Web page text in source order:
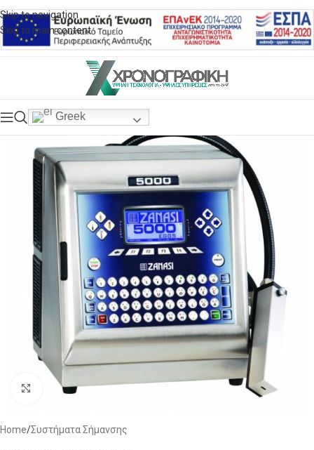
Skip to navigation
Skip to main content
Greek
Click to enlarge
Home/Συστήματα Σήμανσης